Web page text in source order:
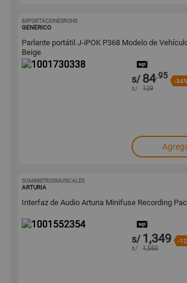
IMPORTACIONESROHS
GENÉRICO
Parlante portátil J-iPOK P368 Modelo de
Beige
s/ 84.95
-34%
s/ 129
SUMINISTROSMUSICALES
ARTURIA
Interfaz de Audio Arturia Minifuse Recording
s/ 1,349 -
s/ 1,550